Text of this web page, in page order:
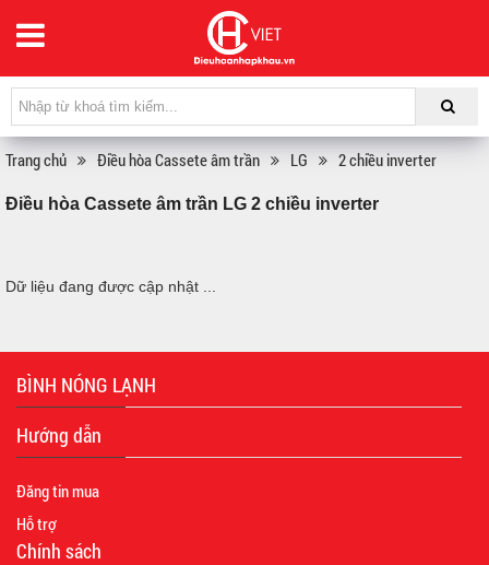
Trang chủ Điều hòa Cassete âm trần LG 2 chiều inverter
Điều hòa Cassete âm trần LG 2 chiều inverter
Dữ liệu đang được cập nhật ...
BÌNH NÓNG LẠNH
Hướng dẫn
Đăng tin mua
Hỗ trợ
Chính sách